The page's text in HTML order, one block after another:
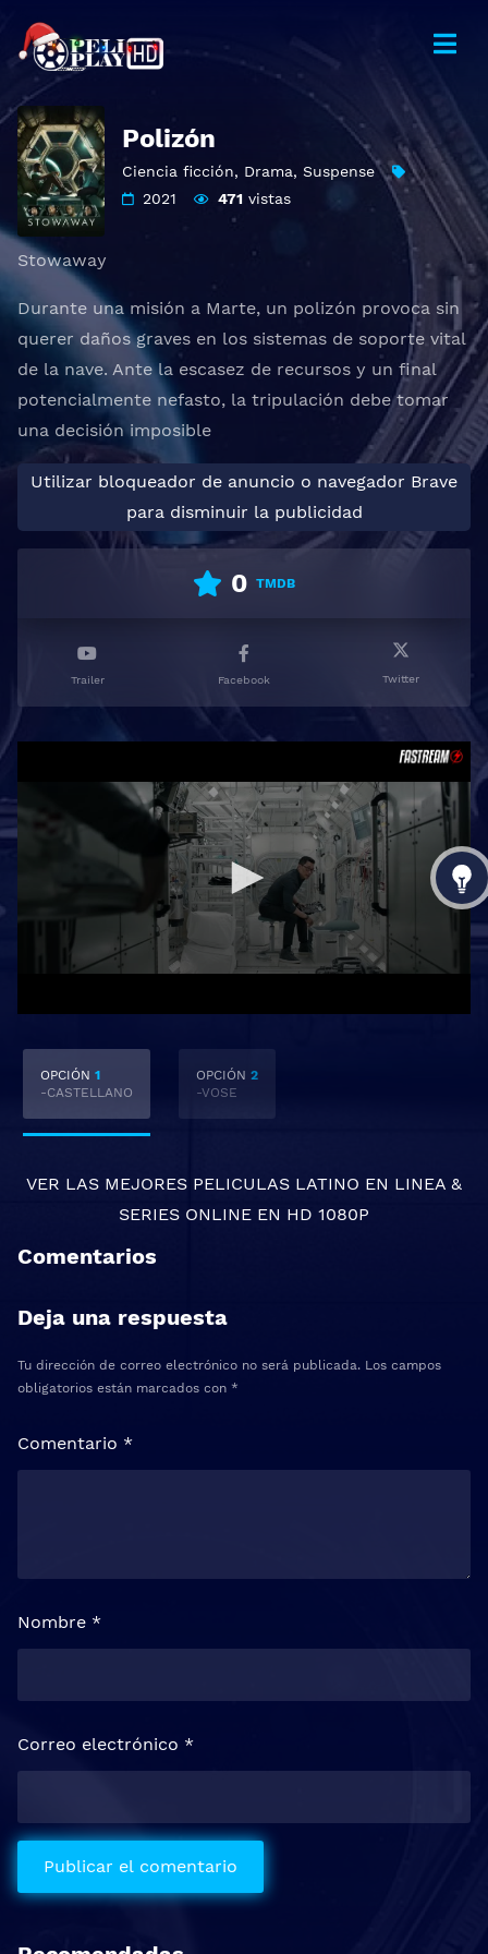
Polizón
Ciencia ficción, Drama, Suspense
2021
471 vistas
Stowaway
Durante una misión a Marte, un polizón provoca sin
querer daños graves en los sistemas de soporte vital
de la nave. Ante la escasez de recursos y un final
potencialmente nefasto, la tripulación debe tomar
una decisión imposible
Utilizar bloqueador de anuncio o navegador Brave
para disminuir la publicidad
0 TMDB
Trailer Facebook Twitter
OPCIÓN 1
-CASTELLANO
OPCIÓN 2
-VOSE
VER LAS MEJORES PELICULAS LATINO EN LINEA &
SERIES ONLINE EN HD 1080P
Comentarios
Deja una respuesta
Tu dirección de correo electrónico no será publicada. Los campos
obligatorios están marcados con *
Comentario *
Nombre *
Correo electrónico *